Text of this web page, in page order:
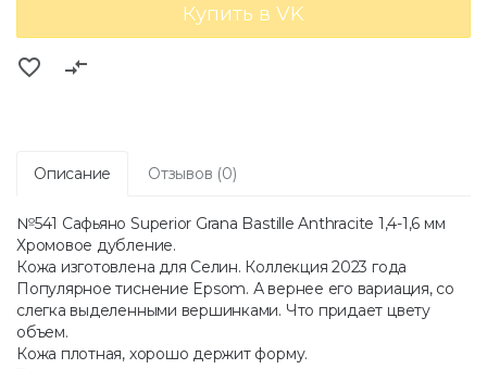
Купить в VK
favorite_border compare_arrows
Описание Отзывов (0)
№541 Сафьяно Superior Grana Bastille Anthracite 1,4-1,6 мм
Хромовое дубление.
Кожа изготовлена для Селин. Коллекция 2023 года
Популярное тиснение Epsom. А вернее его вариация, со
слегка выделенными вершинками. Что придает цвету
объем.
Кожа плотная, хорошо держит форму.